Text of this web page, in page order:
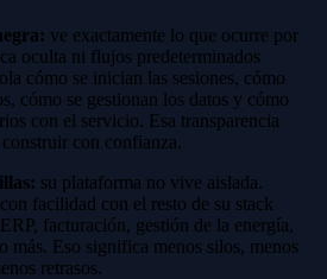
ve exactamente lo que ocurre por
oculta ni flujos predeterminados
cómo se inician las sesiones, cómo
cómo se gestionan los datos y cómo
con el servicio. Esa transparencia
con confianza.
su plataforma no vive aislada.
facilidad con el resto de su stack
facturación, gestión de la energía,
más. Eso significa menos silos, menos
retrasos.